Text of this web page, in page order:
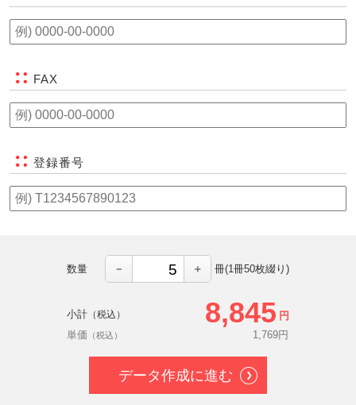
FAX
登録番号
数量 － ＋ 冊(1冊50枚綴り)
小計 （税込） 8,845 円
単価 （税込） 1,769円
データ作成に進む